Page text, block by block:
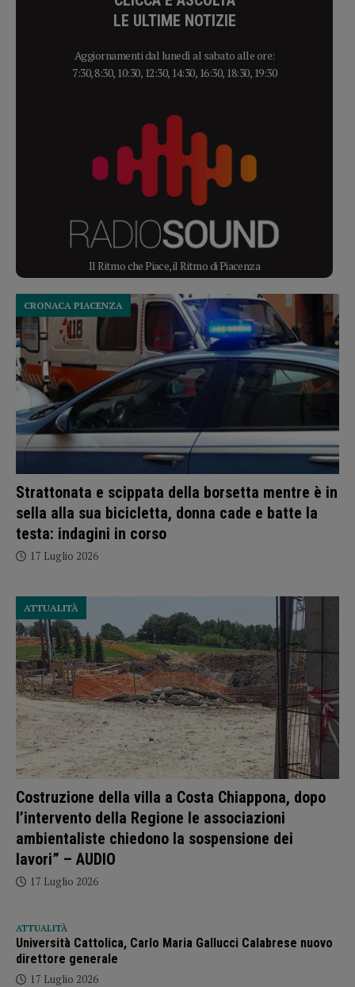
LE ULTIME NOTIZIE
Aggiornamenti dal lunedì al sabato alle ore:
7:30, 8:30, 10:30, 12:30, 14:30, 16:30, 18:30, 19:30
Il Ritmo che Piace, il Ritmo di Piacenza
Strattonata e scippata della borsetta mentre è in
sella alla sua bicicletta, donna cade e batte la
testa: indagini in corso
CRONACA PIACENZA
17 Luglio 2026
Costruzione della villa a Costa Chiappona, dopo
l’intervento della Regione le associazioni
ambientaliste chiedono la sospensione dei
lavori” – AUDIO
ATTUALITÀ
17 Luglio 2026
ATTUALITÀ
Università Cattolica, Carlo Maria Gallucci Calabrese nuovo
direttore generale
17 Luglio 2026